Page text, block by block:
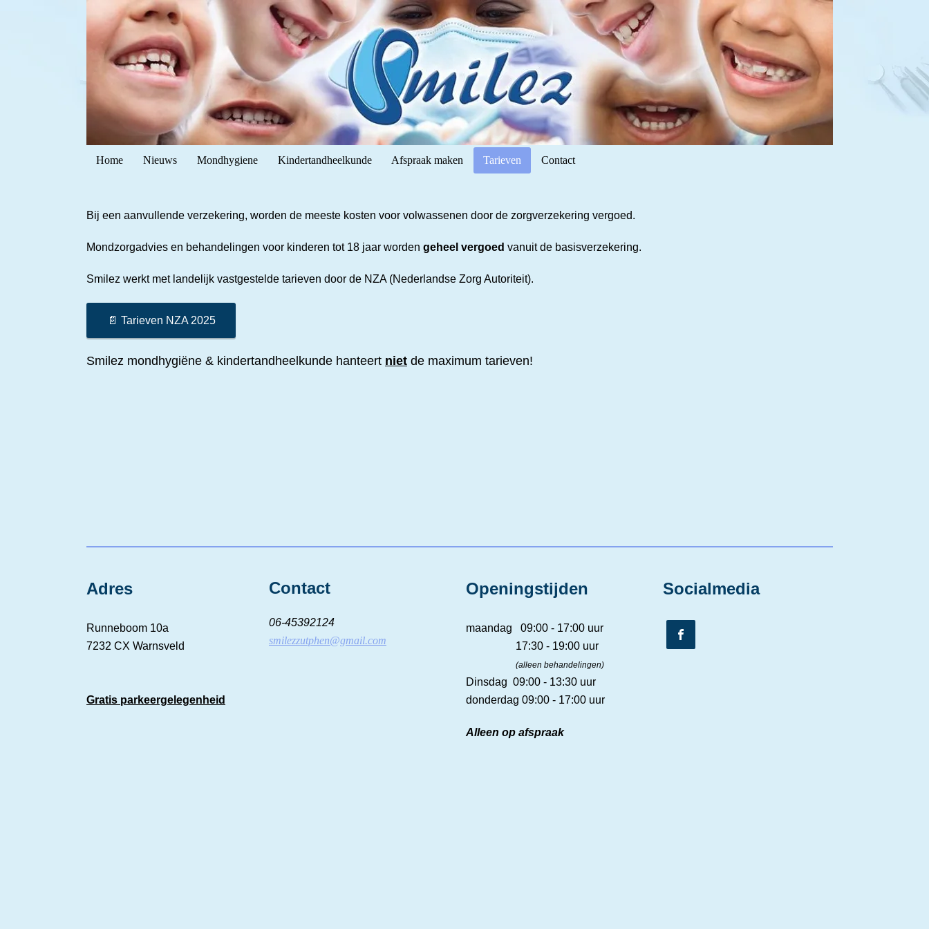
Home Nieuws Mondhygiene Kindertandheelkunde Afspraak maken Tarieven Contact
Bij een aanvullende verzekering, worden de meeste kosten voor volwassenen door de zorgverzekering vergoed.
Mondzorgadvies en behandelingen voor kinderen tot 18 jaar worden geheel vergoed vanuit de basisverzekering.
Smilez werkt met landelijk vastgestelde tarieven door de NZA (Nederlandse Zorg Autoriteit).
📄 Tarieven NZA 2025
Smilez mondhygiëne & kindertandheelkunde hanteert niet de maximum tarieven!
Adres
Runneboom 10a
7232 CX Warnsveld
Gratis parkeergelegenheid
Contact
06-45392124
smilezzutphen@gmail.com
Openingstijden
maandag 09:00 - 17:00 uur
17:30 - 19:00 uur
(alleen behandelingen)
Dinsdag 09:00 - 13:30 uur
donderdag 09:00 - 17:00 uur
Alleen op afspraak
Socialmedia